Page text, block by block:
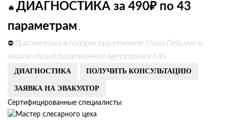
🔥 ДИАГНОСТИКА за 490₽ по 43
параметрам .
⛔ Диагностика в подарок при ремонте Мини Пейсмен в
нашем специализированном автосервисе Mini
ДИАГНОСТИКА ПОЛУЧИТЬ КОНСУЛЬТАЦИЮ
ЗАЯВКА НА ЭВАКУАТОР
Сертифицированные специалисты